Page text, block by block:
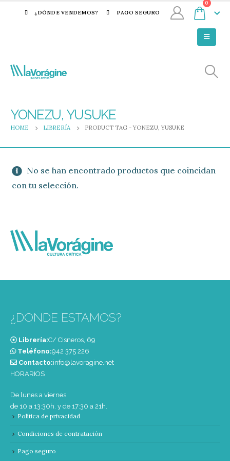
¿DÓNDE VENDEMOS? PAGO SEGURO
0
YONEZU, YUSUKE
HOME LIBRERÍA PRODUCT TAG -YONEZU, YUSUKE
No se han encontrado productos que coincidan
con tu selección.
¿DONDE ESTAMOS?
Librería:C/ Cisneros, 69
Teléfono:‭942 375 226‬
Contacto:info@lavoragine.net
HORARIOS
De lunes a viernes
de 10 a 13:30h. y de 17:30 a 21h.
Política de privacidad
Condiciones de contratación
Pago seguro